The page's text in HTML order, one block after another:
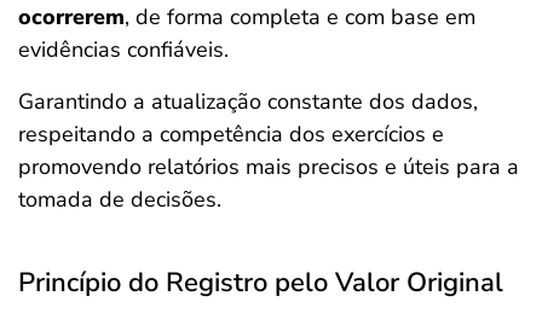
ocorrerem, de forma completa e com base em
evidências confiáveis.
Garantindo a atualização constante dos dados,
respeitando a competência dos exercícios e
promovendo relatórios mais precisos e úteis para a
tomada de decisões.
Princípio do Registro pelo Valor Original